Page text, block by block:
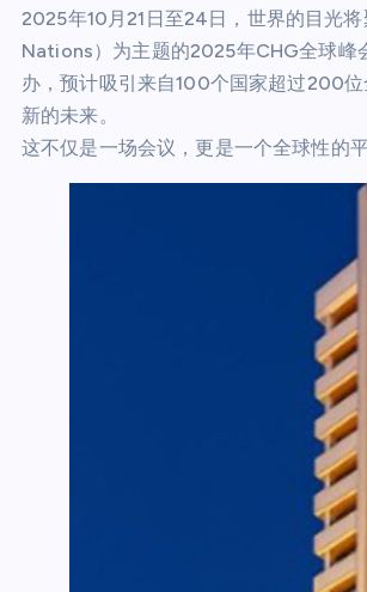
2025年10月21日至24日，世界的目光
Nations）为主题的2025年CHG全球
办，预计吸引来自100个国家超过200
新的未来。
这不仅是一场会议，更是一个全球性的